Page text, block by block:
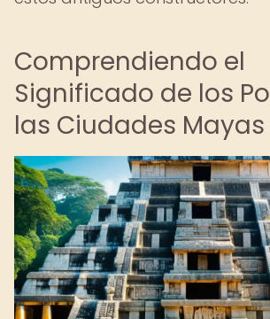
Comprendiendo el
Significado de los
las Ciudades Mayas